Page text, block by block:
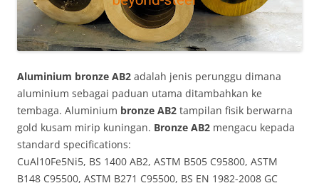
Aluminium bronze AB2 adalah jenis perunggu dimana
aluminium sebagai paduan utama ditambahkan ke
tembaga. Aluminium bronze AB2 tampilan fisik berwarna
gold kusam mirip kuningan. Bronze AB2 mengacu kepada
standard specifications:
CuAl10Fe5Ni5, BS 1400 AB2, ASTM B505 C95800, ASTM
B148 C95500, ASTM B271 C95500, BS EN 1982-2008 GC